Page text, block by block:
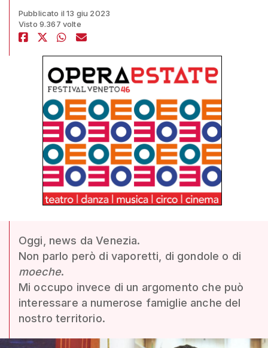
Pubblicato il 13 giu 2023
Visto 9.367 volte
Oggi, news da Venezia.
Non parlo però di vaporetti, di gondole o di
moeche.
Mi occupo invece di un argomento che può
interessare a numerose famiglie anche del
nostro territorio.